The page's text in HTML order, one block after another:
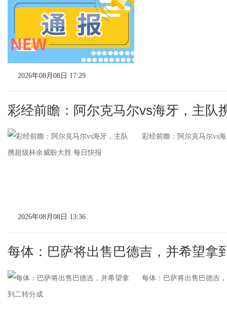
2026年08月08日 17:29
彩经前瞻：阿尔克马尔vs海牙，主队
彩经前瞻：阿尔克马尔vs
2026年08月08日 13:36
每体：巴萨将出售巴德吉，并希望拿
每体：巴萨将出售巴德吉